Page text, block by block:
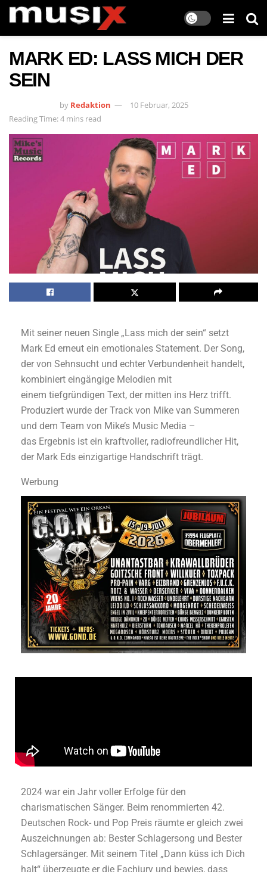
MARK ED: LASS MICH DER
SEIN
by Redaktion
10 Februar, 2025
Reading Time: 4 mins read
Mit seiner neuen Single „Lass mich der sein“ setzt
Mark Ed erneut ein emotionales Statement. Der Song,
der von Sehnsucht und echter Verbundenheit handelt,
kombiniert eingängige Melodien mit
einem tiefgründigen Text, der mitten ins Herz trifft.
Produziert wurde der Track von Mike van Summeren
und dem Team von Mike’s Music Media –
das Ergebnis ist ein kraftvoller, radiofreundlicher Hit,
der Mark Eds einzigartige Handschrift trägt.
Werbung
2024 war ein Jahr voller Erfolge für den
charismatischen Sänger. Beim renommierten 42.
Deutschen Rock- und Pop Preis räumte er gleich zwei
Auszeichnungen ab: Bester Schlagersong und Bester
Schlagersänger. Mit seinem Titel „Dann küss ich Dich
halt“ überzeugte er die Fachjury und bewies, dass